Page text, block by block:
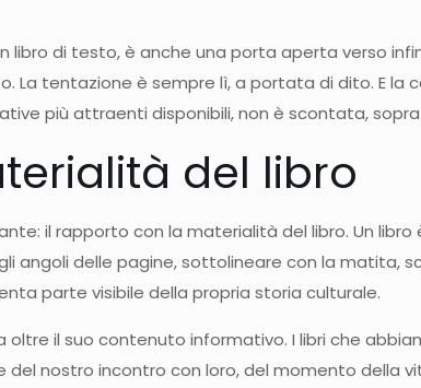
libro di testo, è anche una porta aperta verso
La tentazione è sempre lì, a portata di dito. E
più attraenti disponibili, non è scontata,
del libro
il rapporto con la materialità del libro. Un
angoli delle pagine, sottolineare con la matita,
parte visibile della propria storia culturale.
il suo contenuto informativo. I libri che
nostro incontro con loro, del momento della